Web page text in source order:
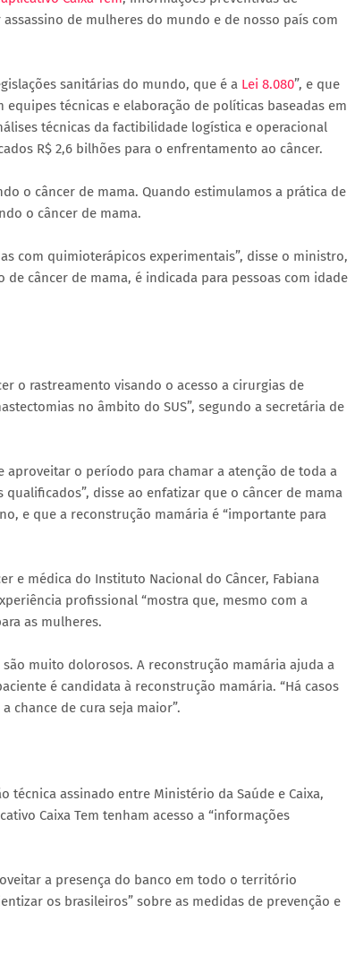
de mulheres do mundo e de nosso país com
sanitárias do mundo, que é a Lei 8.080”, e que
técnicas e elaboração de políticas baseadas em
técnicas da factibilidade logística e operacional
R$ 2,6 bilhões para o enfrentamento ao câncer.
o câncer de mama. Quando estimulamos a prática de
o câncer de mama.
com quimioterápicos experimentais”, disse o ministro,
câncer de mama, é indicada para pessoas com idade
o rastreamento visando o acesso a cirurgias de
no âmbito do SUS”, segundo a secretária de
aproveitar o período para chamar a atenção de toda a
disse ao enfatizar que o câncer de mama
e que a reconstrução mamária é “importante para
e médica do Instituto Nacional do Câncer, Fabiana
profissional “mostra que, mesmo com a
as mulheres.
muito dolorosos. A reconstrução mamária ajuda a
é candidata à reconstrução mamária. “Há casos
chance de cura seja maior”.
assinado entre Ministério da Saúde e Caixa,
Caixa Tem tenham acesso a “informações
a presença do banco em todo o território
os brasileiros” sobre as medidas de prevenção e